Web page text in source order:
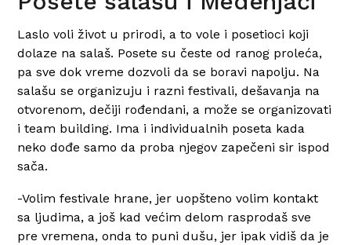
Laslo voli život u prirodi, a to vole i posetioci koji
dolaze na salaš. Posete su česte od ranog proleća,
pa sve dok vreme dozvoli da se boravi napolju. Na
salašu se organizuju i razni festivali, dešavanja na
otvorenom, dečiji rođendani, a može se organizovati
i team building. Ima i individualnih poseta kada
neko dođe samo da proba njegov zapečeni sir ispod
sača.
-Volim festivale hrane, jer uopšteno volim kontakt
sa ljudima, a još kad većim delom rasprodaš sve
pre vremena, onda to puni dušu, jer ipak vidiš da je